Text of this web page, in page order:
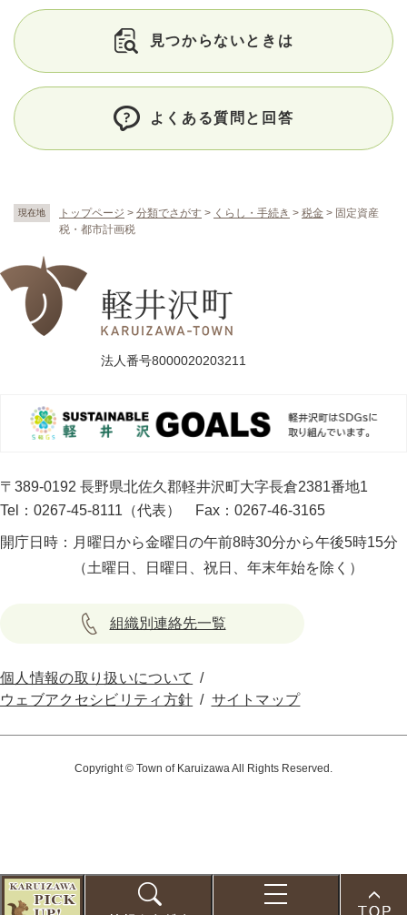
現在地 トップページ > 分類でさがす > くらし・手続き > 税金 > 固定資産
税・都市計画税
見つからないときは
よくある質問と回答
法人番号8000020203211
〒389-0192 長野県北佐久郡軽井沢町大字長倉2381番地1
Tel：0267-45-8111（代表）
Fax：0267-46-3165
開庁日時： 月曜日から金曜日の午前8時30分から午後5時15分
（土曜日、日曜日、祝日、年末年始を除く）
組織別連絡先一覧
個人情報の取り扱いについて
ウェブアクセシビリティ方針
サイトマップ
Copyright © Town of Karuizawa All Rights Reserved.